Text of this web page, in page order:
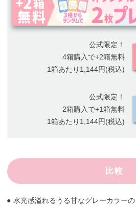
公式限定！
4箱購入で+2箱無料
1箱あたり1,144円(税込)
公式限定！
2箱購入で+1箱無料
1箱あたり1,144円(税込)
比較
水光感溢れるうる甘なグレーカラー